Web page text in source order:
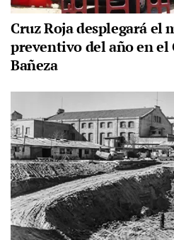
Cruz Roja desplegará el
preventivo del año en el
Bañeza